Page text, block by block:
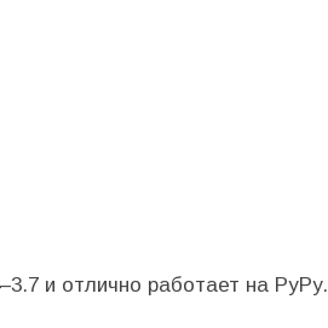
и отлично работает на PyPy.